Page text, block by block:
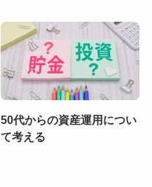
50代からの資産運用につい
て考える